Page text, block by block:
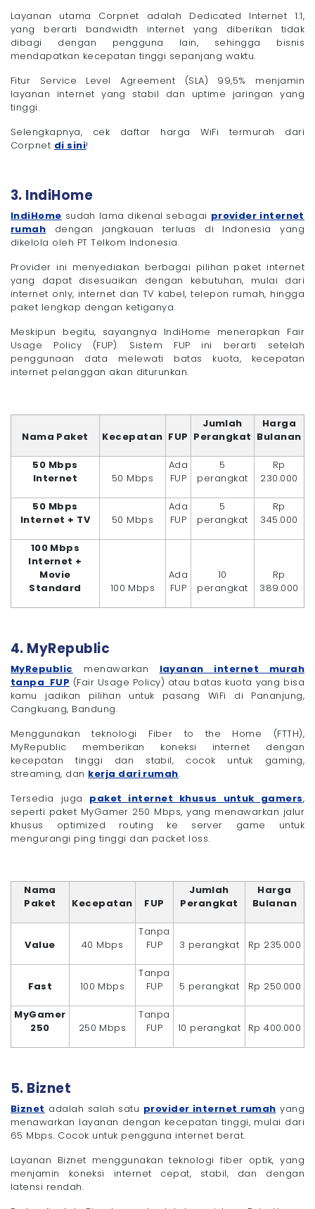
Layanan utama Corpnet adalah Dedicated Internet 1:1,
yang berarti bandwidth internet yang diberikan tidak
dibagi dengan pengguna lain, sehingga bisnis
mendapatkan kecepatan tinggi sepanjang waktu.
Fitur Service Level Agreement (SLA) 99,5% menjamin
layanan internet yang stabil dan uptime jaringan yang
tinggi.
Selengkapnya, cek daftar harga WiFi termurah dari
Corpnet di sini!
3. IndiHome
IndiHome sudah lama dikenal sebagai provider internet
rumah dengan jangkauan terluas di Indonesia yang
dikelola oleh PT Telkom Indonesia.
Provider ini menyediakan berbagai pilihan paket internet
yang dapat disesuaikan dengan kebutuhan, mulai dari
internet only, internet dan TV kabel, telepon rumah, hingga
paket lengkap dengan ketiganya.
Meskipun begitu, sayangnya IndiHome menerapkan Fair
Usage Policy (FUP). Sistem FUP ini berarti setelah
penggunaan data melewati batas kuota, kecepatan
internet pelanggan akan diturunkan.
Nama Paket Kecepatan FUP
Jumlah
Perangkat
Harga
Bulanan
50 Mbps
Internet
50 Mbps
Ada
FUP
5
perangkat
Rp
230.000
50 Mbps
Internet + TV
50 Mbps
Ada
FUP
5
perangkat
Rp
345.000
100 Mbps
Internet +
Movie
Standard
100 Mbps
Ada
FUP
10
perangkat
Rp
389.000
4. MyRepublic
MyRepublic menawarkan layanan internet murah
tanpa FUP (Fair Usage Policy) atau batas kuota yang bisa
kamu jadikan pilihan untuk pasang WiFi di Pananjung,
Cangkuang, Bandung.
Menggunakan teknologi Fiber to the Home (FTTH),
MyRepublic memberikan koneksi internet dengan
kecepatan tinggi dan stabil, cocok untuk gaming,
streaming, dan kerja dari rumah.
Tersedia juga paket internet khusus untuk gamers,
seperti paket MyGamer 250 Mbps, yang menawarkan jalur
khusus optimized routing ke server game untuk
mengurangi ping tinggi dan packet loss.
Nama
Paket
Kecepatan FUP
Jumlah
Perangkat
Harga
Bulanan
Value 40 Mbps
Tanpa
FUP
3 perangkat Rp 235.000
Fast 100 Mbps
Tanpa
FUP
5 perangkat Rp 250.000
MyGamer
250
250 Mbps
Tanpa
FUP
10 perangkat Rp 400.000
5. Biznet
Biznet adalah salah satu provider internet rumah yang
menawarkan layanan dengan kecepatan tinggi, mulai dari
65 Mbps. Cocok untuk pengguna internet berat.
Layanan Biznet menggunakan teknologi fiber optik, yang
menjamin koneksi internet cepat, stabil, dan dengan
latensi rendah.